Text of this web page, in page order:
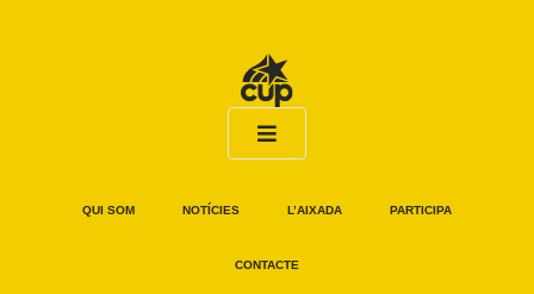
QUI SOM NOTÍCIES L’AIXADA PARTICIPA
CONTACTE